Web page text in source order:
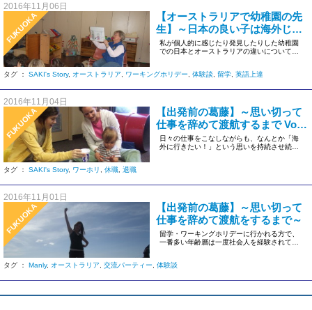
2016年11月06日
FUKUOKA
【オーストラリアで幼稚園の先
生】～日本の良い子は海外じゃ
怒られる？！～
私が個人的に感じたり発見したりした幼稚園
での日本とオーストラリアの違いについて少
タグ ： SAKI's Story, オーストラリア ワーキングホリデー 体験談 留学 英語上達
2016年11月04日
FUKUOKA
【出発前の葛藤】～思い切って
仕事を辞めて渡航するまで Vol.2
～
日々の仕事をこなしながらも、なんとか「海
外に行きたい！」という思いを持続させ続
タグ ： SAKI's Story, ワーホリ 休職 退職
2016年11月01日
FUKUOKA
【出発前の葛藤】～思い切って
仕事を辞めて渡航をするまで～
留学・ワーキングホリデーに行かれる方で、
一番多い年齢層は一度社会人を経験されて渡
タグ ： Manly, オーストラリア 交流パーティー 体験談